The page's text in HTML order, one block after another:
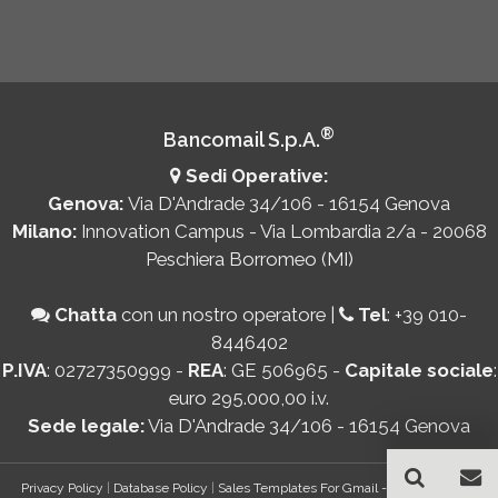
Bancomail S.p.A.®
Sedi Operative:
Genova: Via D'Andrade 34/106 - 16154 Genova
Milano: Innovation Campus - Via Lombardia 2/a - 20068
Peschiera Borromeo (MI)
Chatta con un nostro operatore | Tel: +39 010-
8446402
P.IVA: 02727350999 - REA: GE 506965 - Capitale sociale:
euro 295.000,00 i.v.
Sede legale:Via D'Andrade 34/106 - 16154 Genova
Privacy Policy | Database Policy | Sales Templates For Gmail - AddOn Policy|